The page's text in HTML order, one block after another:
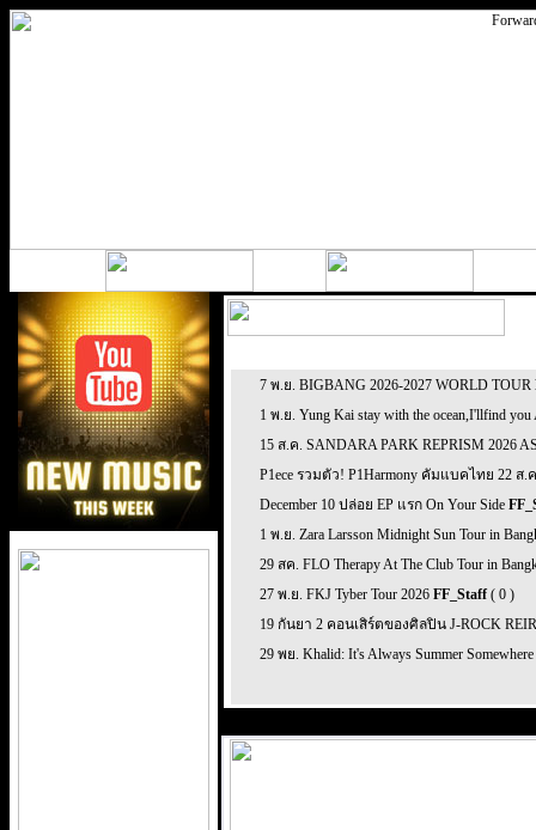
7 พ.ย. BIGBANG 2026-2027 WORLD TOUR
1 พ.ย. Yung Kai stay with the ocean,I'llfind
15 ส.ค. SANDARA PARK REPRISM 2026
P1ece รวมตัว! P1Harmony คัมแบคไทย 22 ส
December 10 ปล่อย EP แรก On Your Side
1 พ.ย. Zara Larsson Midnight Sun Tour in
29 สค. FLO Therapy At The Club Tour in
27 พ.ย. FKJ Tyber Tour 2026 FF_Staff ( 0 )
19 กันยา 2 คอนเสิร์ตของศิลปิน J-ROCK
29 พย. Khalid: It's Always Summer